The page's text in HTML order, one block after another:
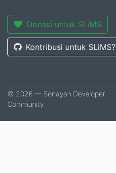
Donasi untuk SLiMS
Kontribusi untuk SLiMS?
© 2026 — Senayan Developer
Community